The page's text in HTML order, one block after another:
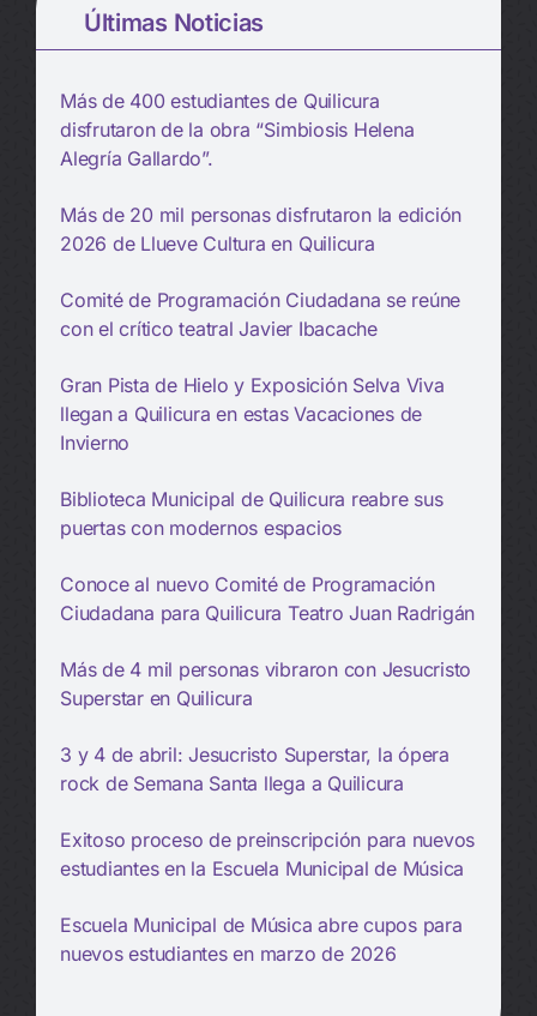
Últimas Noticias
Más de 400 estudiantes de Quilicura
disfrutaron de la obra “Simbiosis Helena
Alegría Gallardo”.
Más de 20 mil personas disfrutaron la edición
2026 de Llueve Cultura en Quilicura
Comité de Programación Ciudadana se reúne
con el crítico teatral Javier Ibacache
Gran Pista de Hielo y Exposición Selva Viva
llegan a Quilicura en estas Vacaciones de
Invierno
Biblioteca Municipal de Quilicura reabre sus
puertas con modernos espacios
Conoce al nuevo Comité de Programación
Ciudadana para Quilicura Teatro Juan Radrigán
Más de 4 mil personas vibraron con Jesucristo
Superstar en Quilicura
3 y 4 de abril: Jesucristo Superstar, la ópera
rock de Semana Santa llega a Quilicura
Exitoso proceso de preinscripción para nuevos
estudiantes en la Escuela Municipal de Música
Escuela Municipal de Música abre cupos para
nuevos estudiantes en marzo de 2026